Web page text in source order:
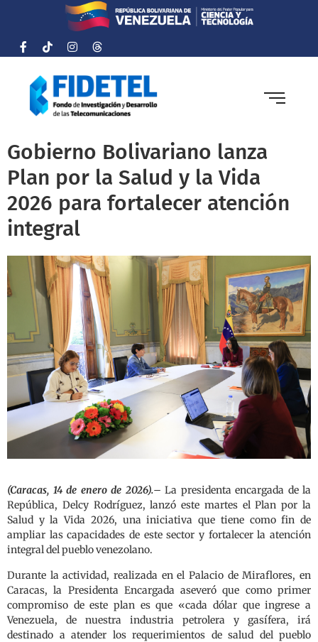
Gobierno Bolivariano lanza
Plan por la Salud y la Vida
2026 para fortalecer atención
integral
(Caracas, 14 de enero de 2026).– La presidenta encargada de la
República, Delcy Rodríguez, lanzó este martes el Plan por la
Salud y la Vida 2026, una iniciativa que tiene como fin de
ampliar las capacidades de este sector y fortalecer la atención
integral del pueblo venezolano.
Durante la actividad, realizada en el Palacio de Miraflores, en
Caracas, la Presidenta Encargada aseveró que como primer
compromiso de este plan es que «cada dólar que ingrese a
Venezuela, de nuestra industria petrolera y gasífera, irá
destinado a atender los requerimientos de salud del pueblo